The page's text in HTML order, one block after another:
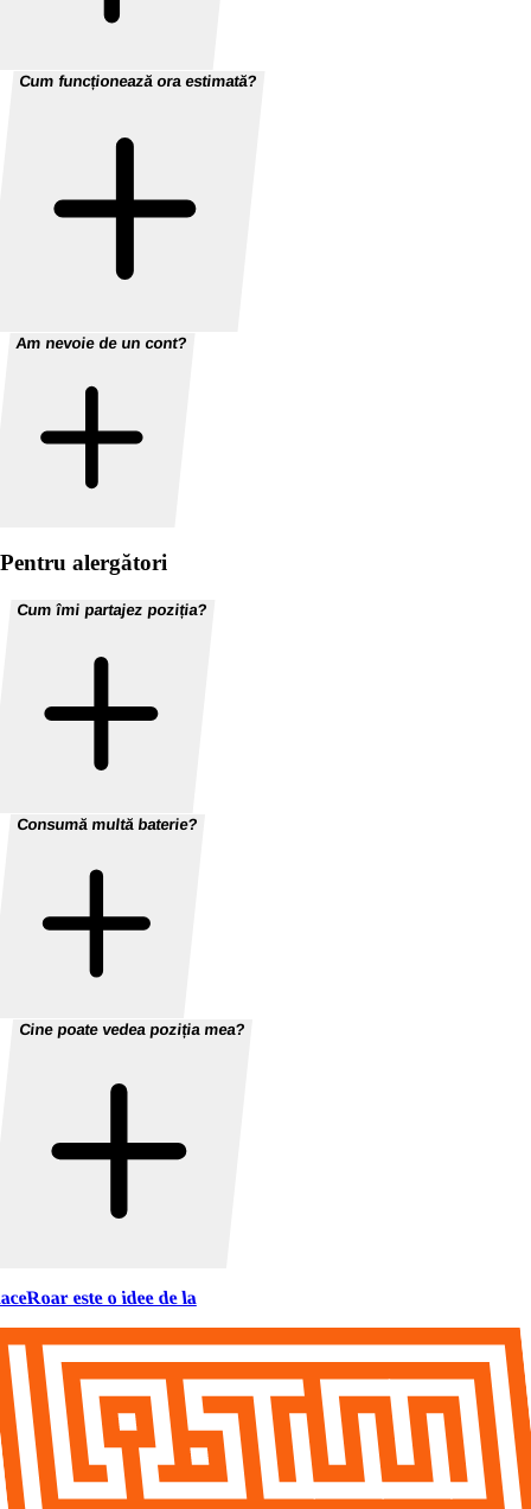
Cum funcționează ora estimată?
Am nevoie de un cont?
Pentru alergători
Cum îmi partajez poziția?
Consumă multă baterie?
Cine poate vedea poziția mea?
este o idee de la